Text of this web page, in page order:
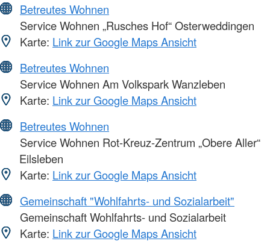
Betreutes Wohnen
Service Wohnen „Rusches Hof“ Osterweddingen
Karte: Link zur Google Maps Ansicht
Betreutes Wohnen
Service Wohnen Am Volkspark Wanzleben
Karte: Link zur Google Maps Ansicht
Betreutes Wohnen
Service Wohnen Rot-Kreuz-Zentrum „Obere Aller“
Eilsleben
Karte: Link zur Google Maps Ansicht
Gemeinschaft "Wohlfahrts- und Sozialarbeit"
Gemeinschaft Wohlfahrts- und Sozialarbeit
Karte: Link zur Google Maps Ansicht